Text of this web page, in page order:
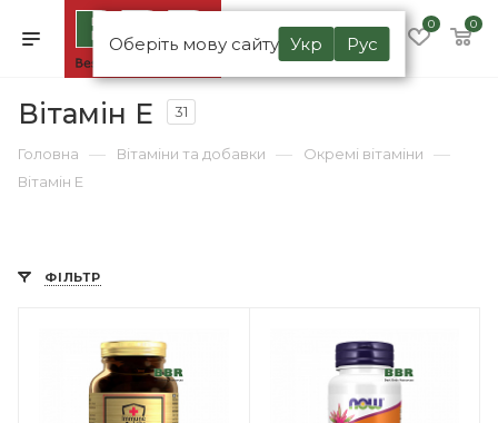
Оберіть мову сайту Укр Рус
0 0
Вітамін E 31
Головна — Вітаміни та добавки — Окремі вітаміни —
Вітамін E
ФІЛЬТР